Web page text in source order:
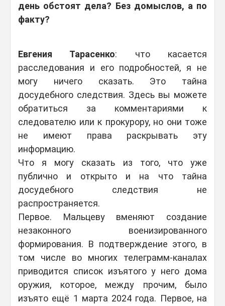
день обстоят дела? Без домыслов, а по
факту?
Евгения Тарасенко: что касается
расследования и его подробностей, я не
могу ничего сказать. Это тайна
досудебного следствия. Здесь вы можете
обратиться за комментариями к
следователю или к прокурору, но они тоже
не имеют права раскрывать эту
информацию.
Что я могу сказать из того, что уже
публично и открыто и на что тайна
досудебного следствия не
распространяется.
Первое. Мальцеву вменяют создание
незаконного военизированного
формирования. В подтверждение этого, в
том числе во многих телеграмм-каналах
приводится список изъятого у него дома
оружия, которое, между прочим, было
изъято ещё 1 марта 2024 года. Первое, на